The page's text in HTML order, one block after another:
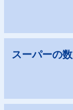
スーパーの数